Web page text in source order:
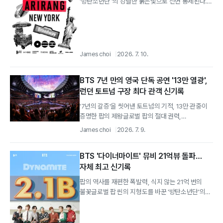
James choi 2026. 7. 10.
BTS 7년 만의 영국 단독 공연 '13만 열광',
런던 토트넘 구장 최다 관객 신기록
'7년의 갈증'을 씻어낸 토트넘의 기적, 13만 관중이
증명한 팝의 제왕글로벌 팝의 절대 권력,
'방탄소년단' 이 영국 런던의 심장부를...
James choi 2026. 7. 9.
BTS '다이너마이트' 뮤비 21억뷰 돌파…
자체 최고 신기록
팝의 역사를 재편한 폭발력, 식지 않는 21억 번의
불꽃글로벌 팝 씬의 지형도를 바꾼 '방탄소년단'의